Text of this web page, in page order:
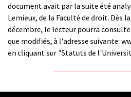
document avait par la suite été
Lemieux, de la Faculté de droit. Dès
décembre, le lecteur pourra
que modifiés, à l'adresse suivante:
en cliquant sur "Statuts de